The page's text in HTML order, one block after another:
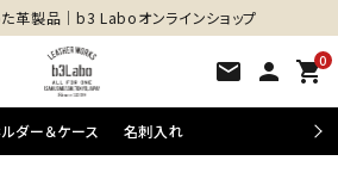
革製品│b3 Laboオンラインショップ
mail person 0
shopping_cart
ダー＆ケース 名刺入れ